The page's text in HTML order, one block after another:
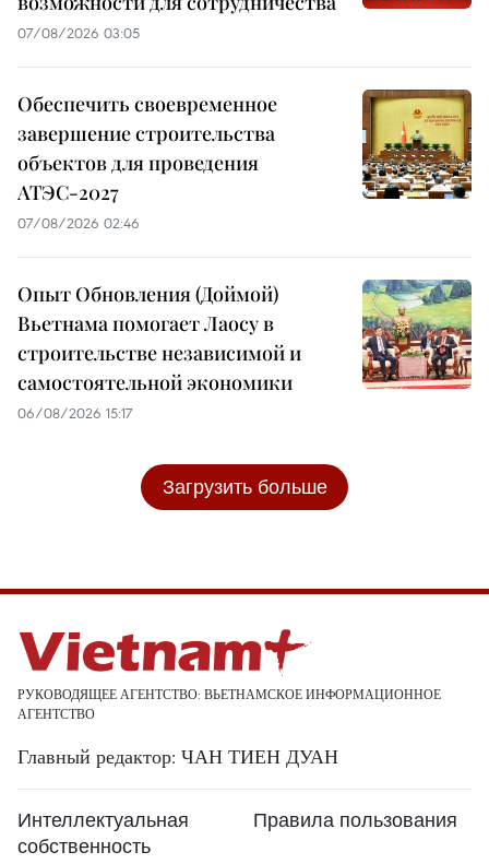
07/08/2026 03:05
Обеспечить своевременное
завершение строительства
объектов для проведения
АТЭС-2027
07/08/2026 02:46
Опыт Обновления (Доймой)
Вьетнама помогает Лаосу в
строительстве независимой и
самостоятельной экономики
06/08/2026 15:17
Загрузить больше
РУКОВОДЯЩЕЕ АГЕНТСТВО: ВЬЕТНАМСКОЕ ИНФОРМАЦИОННОЕ
АГЕНТСТВО
Главный редактор: ЧАН ТИЕН ДУАН
Интеллектуальная
собственность
Правила пользования